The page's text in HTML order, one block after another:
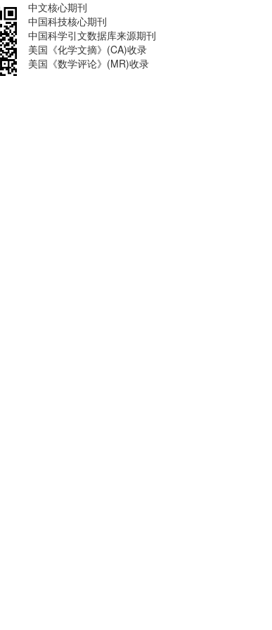
中文核心期刊
中国科技核心期刊
中国科学引文数据库来源期刊
美国《化学文摘》(CA)收录
美国《数学评论》(MR)收录